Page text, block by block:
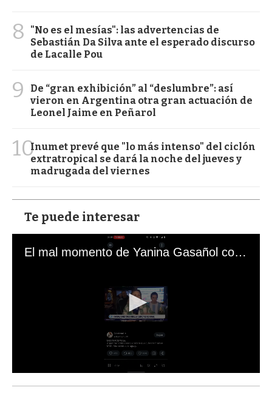
8
"No es el mesías": las advertencias de
Sebastián Da Silva ante el esperado discurso
de Lacalle Pou
9
De “gran exhibición” al “deslumbre”: así
vieron en Argentina otra gran actuación de
Leonel Jaime en Peñarol
10Inumet prevé que "lo más intenso" del ciclón
extratropical se dará la noche del jueves y
madrugada del viernes
Te puede interesar
El mal momento de Yanina Gasañol con un hincha argentino en "Subrayado"
s